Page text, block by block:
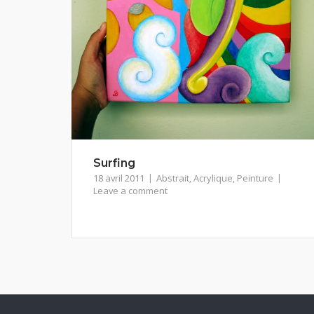
Surfing
18 avril 2011 Abstrait,Acrylique, Peinture
Leave a comment